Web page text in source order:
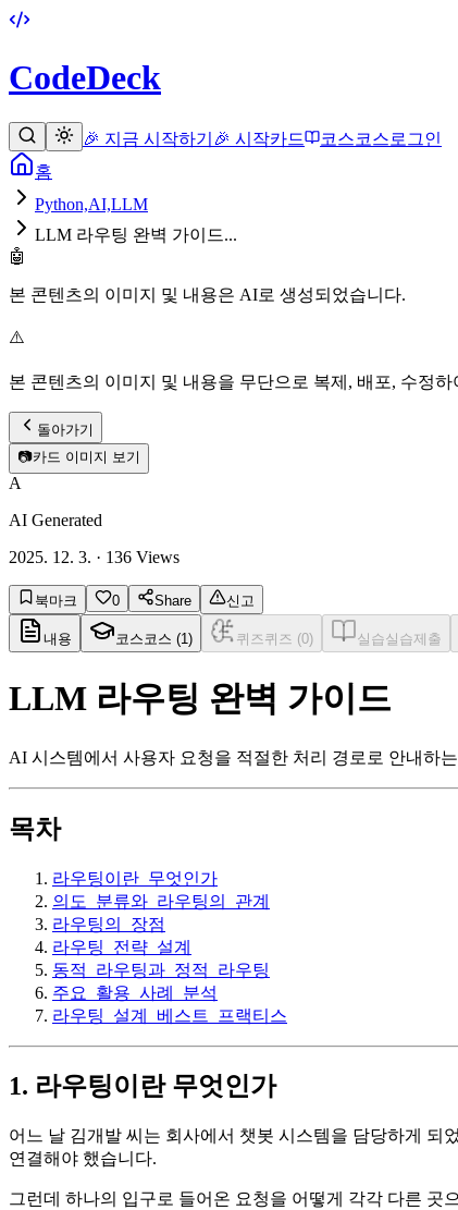
CodeDeck
🎉 지금 시작하기 🎉 시작카드 코스코스로그인
홈
Python,AI,LLM
LLM 라우팅 완벽 가이드...
🤖
본 콘텐츠의 이미지 및 내용은 AI로 생성되었습니다.
⚠️
본 콘텐츠의 이미지 및 내용을 무단으로 복제, 배포, 수정
돌아가기
📷카드 이미지 보기
A
AI Generated
2025. 12. 3. · 136 Views
북마크 0 Share 신고
내용 코스 코스 (1 ) 퀴즈퀴즈 (0) 실습실습제출
LLM 라우팅 완벽 가이드
AI 시스템에서 사용자 요청을 적절한 처리 경로로 안내하
목차
라우팅이란_무엇인가
의도_분류와_라우팅의_관계
라우팅의_장점
라우팅_전략_설계
동적_라우팅과_정적_라우팅
주요_활용_사례_분석
라우팅_설계_베스트_프랙티스
1. 라우팅이란 무엇인가
어느 날 김개발 씨는 회사에서 챗봇 시스템을 담당하게
연결해야 했습니다.
그런데 하나의 입구로 들어온 요청을 어떻게 각각 다른 곳